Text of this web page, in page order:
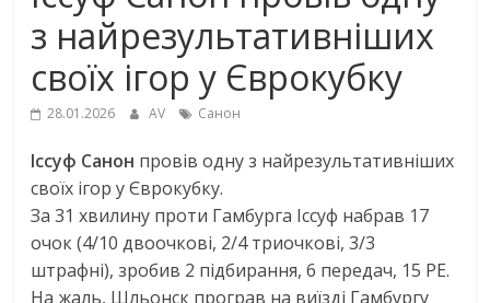
з найрезультативніших
своїх ігор у Єврокубку
28.01.2026 AV Санон
Іссуф Санон провів одну з найрезультативніших
своїх ігор у Єврокубку.
За 31 хвилину проти Гамбурга Іссуф набрав 17
очок (4/10 двоочкові, 2/4 триочкові, 3/3
штрафні), зробив 2 підбирання, 6 передач, 15 РЕ.
На жаль, Шльонск програв на виїзді Гамбургу